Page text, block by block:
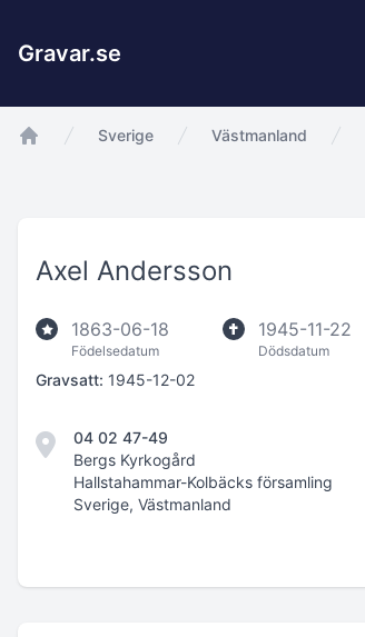
Gravar.se
Sverige Västmanland
Axel Andersson
1863-06-18
Födelsedatum
1945-11-22
Dödsdatum
Gravsatt: 1945-12-02
04 02 47-49
Bergs Kyrkogård
Hallstahammar-Kolbäcks församling
Sverige, Västmanland